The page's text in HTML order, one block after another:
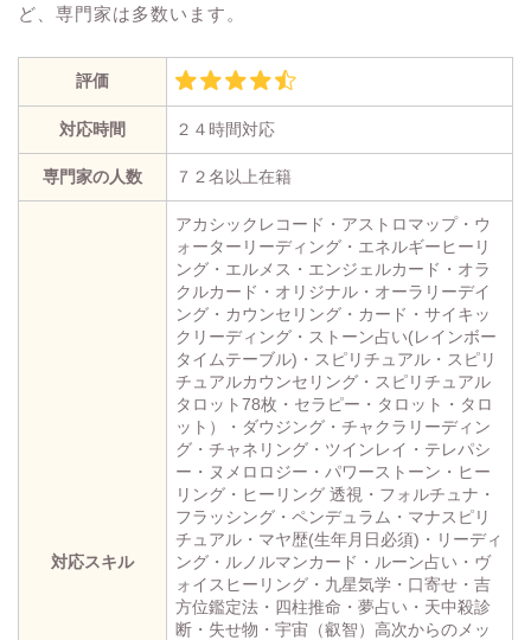
ど、専門家は多数います。
評価
対応時間 ２４時間対応
専門家の人数 ７２名以上在籍
対応スキル
アカシックレコード・アストロマップ・ウ
ォーターリーディング・エネルギーヒーリ
ング・エルメス・エンジェルカード・オラ
クルカード・オリジナル・オーラリーデイ
ング・カウンセリング・カード・サイキッ
クリーディング・ストーン占い(レインボー
タイムテーブル)・スピリチュアル・スピリ
チュアルカウンセリング・スピリチュアル
タロット78枚・セラピー・タロット・タロ
ット）・ダウジング・チャクラリーディン
グ・チャネリング・ツインレイ・テレパシ
ー・ヌメロロジー・パワーストーン・ヒー
リング・ヒーリング 透視・フォルチュナ・
フラッシング・ペンデュラム・マナスピリ
チュアル・マヤ歴(生年月日必須)・リーディ
ング・ルノルマンカード・ルーン占い・ヴ
ォイスヒーリング・九星気学・口寄せ・吉
方位鑑定法・四柱推命・夢占い・天中殺診
断・失せ物・宇宙（叡智）高次からのメッ